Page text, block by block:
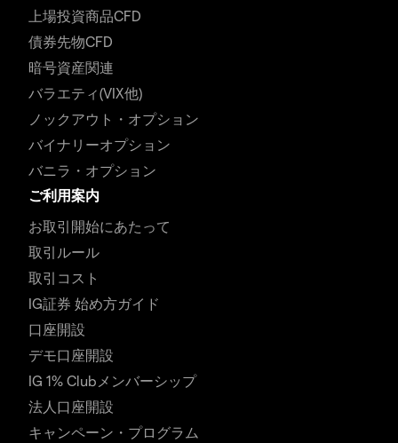
上場投資商品CFD
債券先物CFD
暗号資産関連
バラエティ(VIX他)
ノックアウト・オプション
バイナリーオプション
バニラ・オプション
ご利用案内
お取引開始にあたって
取引ルール
取引コスト
IG証券 始め方ガイド
口座開設
デモ口座開設
IG 1% Clubメンバーシップ
法人口座開設
キャンペーン・プログラム